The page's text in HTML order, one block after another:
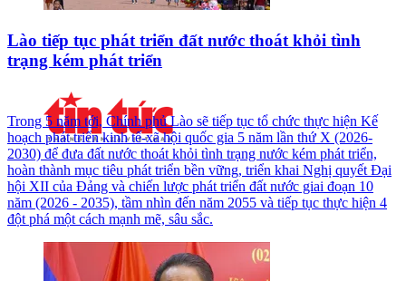
Lào tiếp tục phát triển đất nước thoát khỏi tình
trạng kém phát triển
Trong 5 năm tới, Chính phủ Lào sẽ tiếp tục tổ chức thực hiện Kế
hoạch phát triển kinh tế-xã hội quốc gia 5 năm lần thứ X (2026-
2030) để đưa đất nước thoát khỏi tình trạng nước kém phát triển,
hoàn thành mục tiêu phát triển bền vững, triển khai Nghị quyết Đại
hội XII của Đảng và chiến lược phát triển đất nước giai đoạn 10
năm (2026 - 2035), tầm nhìn đến năm 2055 và tiếp tục thực hiện 4
đột phá một cách mạnh mẽ, sâu sắc.